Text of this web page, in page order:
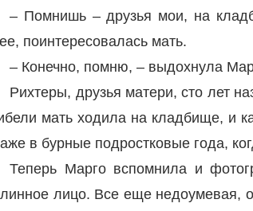
– Помнишь – друзья мои, на
поинтересовалась мать.
– Конечно, помню, – выдохнула
Рихтеры, друзья матери, сто лет
мать ходила на кладбище, и
в бурные подростковые года,
Теперь Марго вспомнила и
лицо. Все еще недоумевая,